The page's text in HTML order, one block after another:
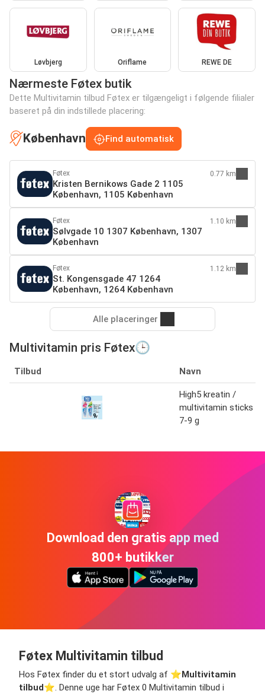
Løvbjerg Oriflame REWE DE
Nærmeste Føtex butik
Dette Multivitamin tilbud Føtex er tilgængeligt i følgende filialer
baseret på din indstillede placering:
København Find automatisk
Føtex
Kristen Bernikows Gade 2 1105
København, 1105 København
0.77 km
Føtex
Sølvgade 10 1307 København, 1307
København
1.10 km
Føtex
St. Kongensgade 47 1264
København, 1264 København
1.12 km
Alle placeringer
Multivitamin pris Føtex🕒
Tilbud Navn
High5 kreatin /
multivitamin sticks
7-9 g
Download den gratis app med
800+ butikker
Føtex Multivitamin tilbud
Hos Føtex finder du et stort udvalg af ⭐️Multivitamin
tilbud⭐️. Denne uge har Føtex 0 Multivitamin tilbud i